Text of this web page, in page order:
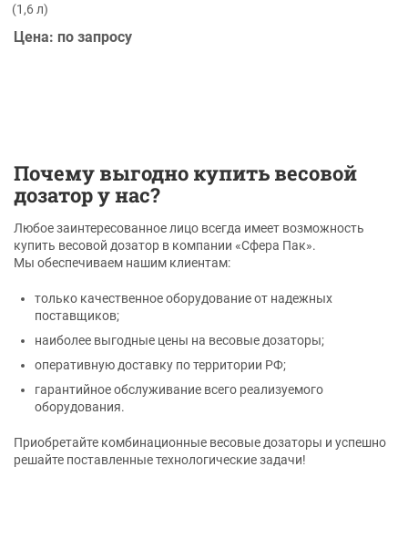
(1,6 л)
Цена: по запросу
Почему выгодно купить весовой
дозатор у нас?
Любое заинтересованное лицо всегда имеет возможность
купить весовой дозатор в компании «Сфера Пак».
Мы обеспечиваем нашим клиентам:
только качественное оборудование от надежных
поставщиков;
наиболее выгодные цены на весовые дозаторы;
оперативную доставку по территории РФ;
гарантийное обслуживание всего реализуемого
оборудования.
Приобретайте комбинационные весовые дозаторы и успешно
решайте поставленные технологические задачи!